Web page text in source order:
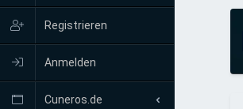
Registrieren
Anmelden
Cuneros.de